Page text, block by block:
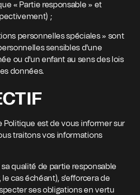
« Partie responsable » et
;
personnelles spéciales » sont
sensibles d'une
ou d'un enfant au sens des lois
données.
Politique est de vous informer sur
traitons vos informations
sa qualité de partie responsable
cas échéant), s'efforcera de
ses obligations en vertu